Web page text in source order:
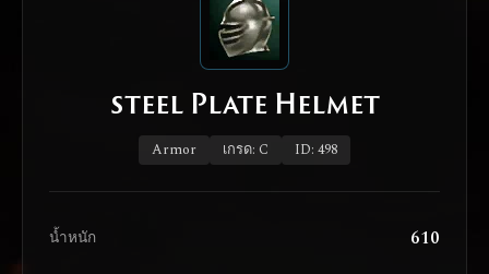
steel Plate Helmet
Armor เกรด: C ID: 498
น้ำหนัก 610